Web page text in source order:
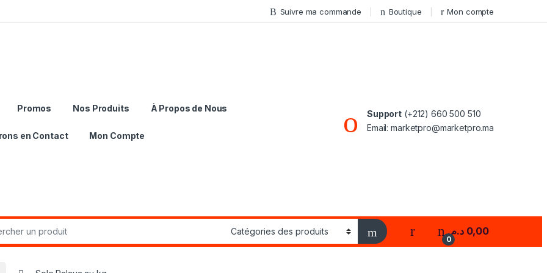
Suivre ma commande Boutique Mon compte
Promos Nos Produits À Propos de Nous
en Contact Mon Compte
Support (+212) 660 500 510
Email: marketpro@marketpro.ma
My Account
0
0,00 د.م.